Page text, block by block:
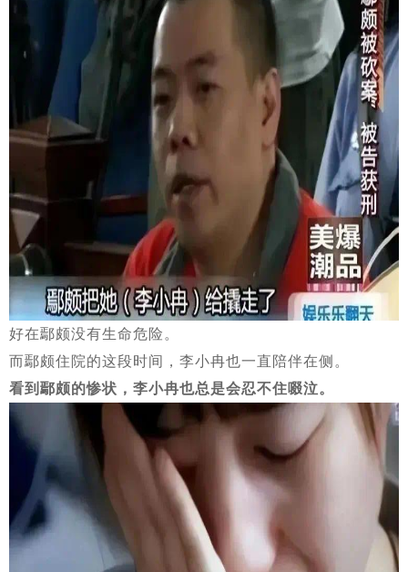
好在鄢颇没有生命危险。
而鄢颇住院的这段时间，李小冉也一直陪伴在侧。
看到鄢颇的惨状，李小冉也总是会忍不住啜泣。